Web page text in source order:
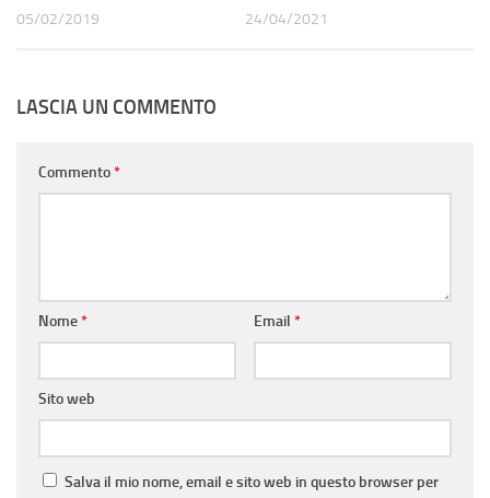
05/02/2019 24/04/2021
LASCIA UN COMMENTO
Commento*
Nome* Email *
Sito web
Salva il mio nome, email e sito web in questo browser per